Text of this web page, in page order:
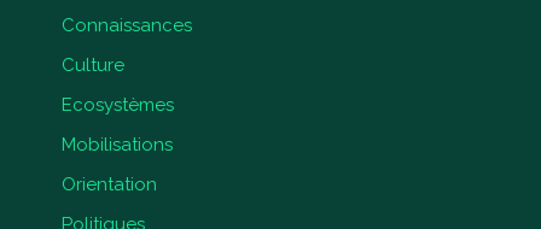
Connaissances
Culture
Ecosystèmes
Mobilisations
Orientation
Politiques